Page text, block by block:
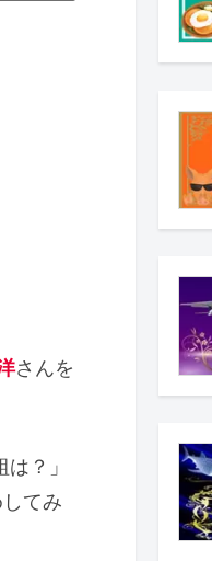
さんを
？」
てみ